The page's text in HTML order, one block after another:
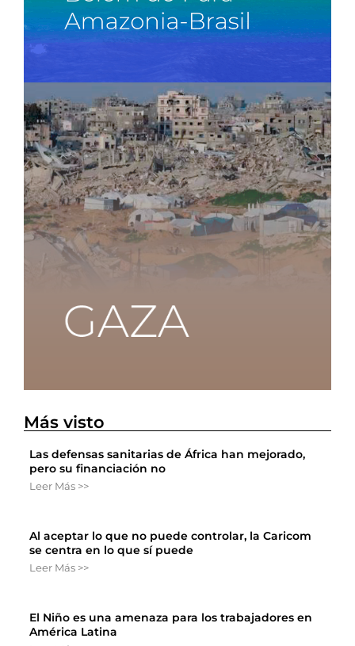
Más visto
Las defensas sanitarias de África han mejorado,
pero su financiación no
Leer Más >>
Al aceptar lo que no puede controlar, la Caricom
se centra en lo que sí puede
Leer Más >>
El Niño es una amenaza para los trabajadores en
América Latina